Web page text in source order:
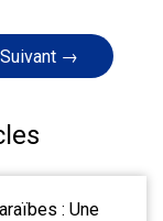
Suivant →
: Une